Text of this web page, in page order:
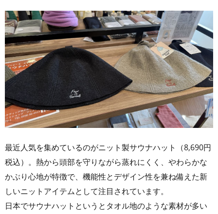
最近人気を集めているのがニット製サウナハット（8,690円
税込）。熱から頭部を守りながら蒸れにくく、やわらかな
かぶり心地が特徴で、機能性とデザイン性を兼ね備えた新
しいニットアイテムとして注目されています。
日本でサウナハットというとタオル地のような素材が多い